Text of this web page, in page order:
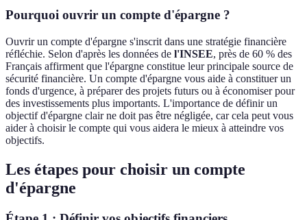
Pourquoi ouvrir un compte d'épargne ?
Ouvrir un compte d'épargne s'inscrit dans une stratégie financière
réfléchie. Selon d'après les données de l'INSEE, près de 60 % des
Français affirment que l'épargne constitue leur principale source de
sécurité financière. Un compte d'épargne vous aide à constituer un
fonds d'urgence, à préparer des projets futurs ou à économiser pour
des investissements plus importants. L'importance de définir un
objectif d'épargne clair ne doit pas être négligée, car cela peut vous
aider à choisir le compte qui vous aidera le mieux à atteindre vos
objectifs.
Les étapes pour choisir un compte
d'épargne